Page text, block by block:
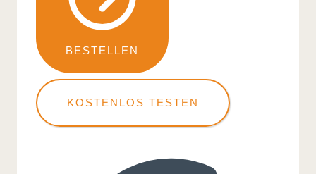
BESTELLEN
KOSTENLOS TESTEN